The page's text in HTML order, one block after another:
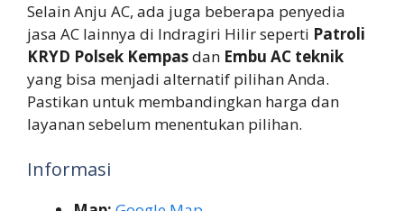
Selain Anju AC, ada juga beberapa penyedia
jasa AC lainnya di Indragiri Hilir seperti Patroli
KRYD Polsek Kempasdan Embu AC teknik
yang bisa menjadi alternatif pilihan Anda.
Pastikan untuk membandingkan harga dan
layanan sebelum menentukan pilihan.
Informasi